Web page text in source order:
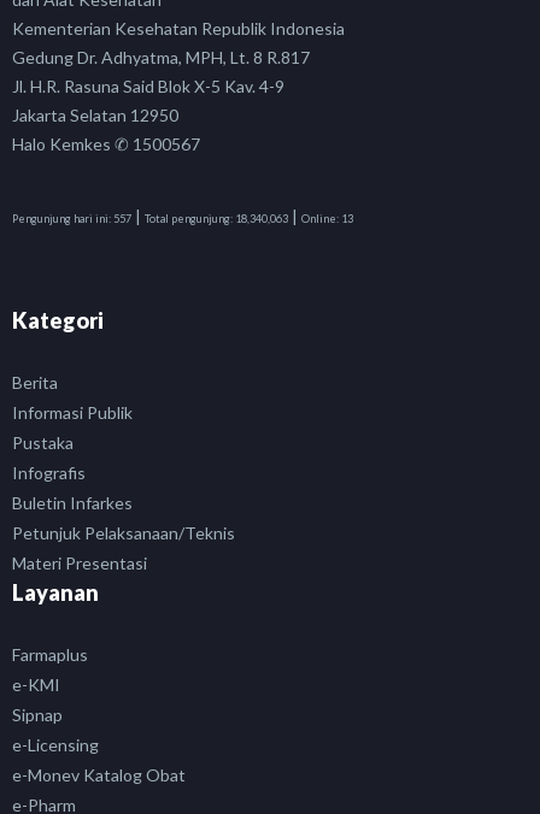
Kementerian Kesehatan Republik Indonesia
Gedung Dr. Adhyatma, MPH, Lt. 8 R.817
Jl. H.R. Rasuna Said Blok X-5 Kav. 4-9
Jakarta Selatan 12950
Halo Kemkes ✆ 1500567
Pengunjung hari ini: 557 | Total pengunjung: 18,340,063 | Online: 13
Kategori
Berita
Informasi Publik
Pustaka
Infografis
Buletin Infarkes
Petunjuk Pelaksanaan/Teknis
Materi Presentasi
Layanan
Farmaplus
e-KMI
Sipnap
e-Licensing
e-Monev Katalog Obat
e-Pharm